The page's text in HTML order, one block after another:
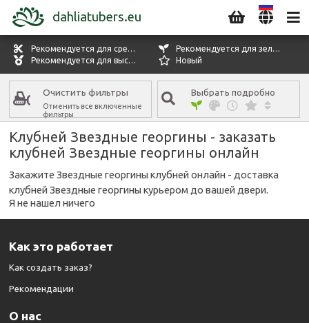
dahliatubers.eu
Рекомендуется для срезки цветов
Рекомендуется для зелени
Рекомендуется для выставок
Новый
Очистить фильтры
Отменить все включенные
фильтры
Выбрать подробно
КАТЕГОРИЯ ГЕОРГИНОВ
Звездные георгины
ЦВЕТ ЦВЕТКА
Все цвета
СВОЙСТВА
Все особенности
ПОСЛЕДОВАТЕЛЬНОСТЬ В СПИСКЕ
Kлубней Звездные георгины - заказать
клубней Звездные георгины онлайн
Закажите Звездные георгины клубней онлайн - доставка
клубней Звездные георгины курьером до вашей двери.
Я не нашел ничего
Как это работает
Как создать заказ?
Рекомендации
О нас